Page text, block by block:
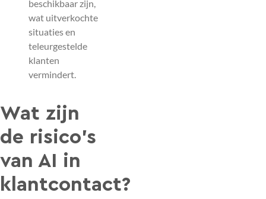
beschikbaar zijn,
wat uitverkochte
situaties en
teleurgestelde
klanten
vermindert.
Wat zijn
de risico’s
van AI in
klantcontact?